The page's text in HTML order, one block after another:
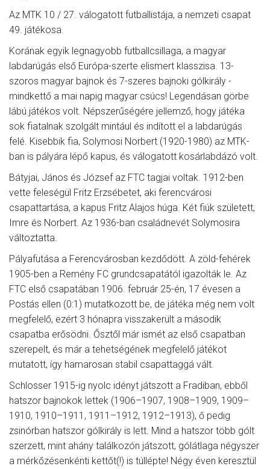
Az MTK 10 / 27. válogatott futballistája, a nemzeti csapat
49. játékosa.
Korának egyik legnagyobb futballcsillaga, a magyar
labdarúgás első Európa-szerte elismert klasszisa. 13-
szoros magyar bajnok és 7-szeres bajnoki gólkirály -
mindkettő a mai napig magyar csúcs! Legendásan görbe
lábú játékos volt. Népszerűségére jellemző, hogy játéka
sok fiatalnak szolgált mintául és indított el a labdarúgás
felé. Kisebbik fia, Solymosi Norbert (1920-1980) az MTK-
ban is pályára lépő kapus, és válogatott kosárlabdázó volt.
Bátyjai, János és József az FTC tagjai voltak. 1912-ben
vette feleségül Fritz Erzsébetet, aki ferencvárosi
csapattartása, a kapus Fritz Alajos húga. Két fiúk született,
Imre és Norbert. Az 1936-ban családnevét Solymosira
változtatta.
Pályafutása a Ferencvárosban kezdődött. A zöld-fehérek
1905-ben a Remény FC grundcsapatától igazolták le. Az
FTC első csapatában 1906. február 25-én, 17 évesen a
Postás ellen (0:1) mutatkozott be, de játéka még nem volt
megfelelő, ezért 3 hónapra visszakerült a második
csapatba erősödni. Ősztől már ismét az első csapatban
szerepelt, és már a tehetségének megfelelő játékot
mutatott, így hamarosan stabil csapattaggá vált.
Schlosser 1915-ig nyolc idényt játszott a Fradiban, ebből
hatszor bajnokok lettek (1906–1907, 1908–1909, 1909–
1910, 1910–1911, 1911–1912, 1912–1913), ő pedig
zsinórban hatszor gólkirály is lett. Mind a hatszor több gólt
szerzett, mint ahány találkozón játszott, gólátlaga négyszer
a mérkőzésenkénti kettőt(!) is túllépte! Négy éven keresztül